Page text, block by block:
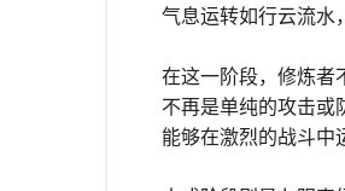
气息运转如行云流水
在这一阶段，修炼者
不再是单纯的攻击或
能够在激烈的战斗中